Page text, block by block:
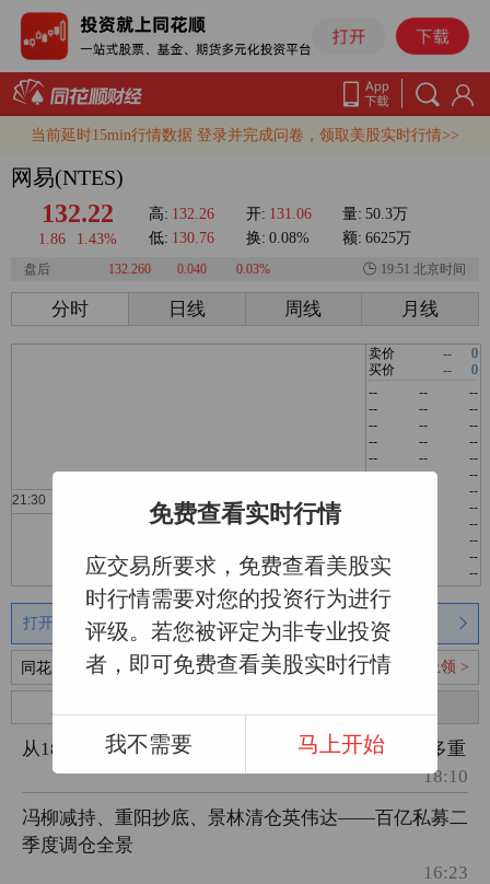
当前延时15min行情数据 登录并完成问卷，领取美股实时行情>>
网易(NTES)
132.22
1.86 1.43%
高: 132.26 开: 131.06 量: 50.3万
低: 130.76 换: 0.08% 额: 6625万
盘后 132.260 0.040 0.03% 19:51 北京时间
分时 日线 周线 月线
卖价 --
0
买价
--
0
--
--
--
--
--
--
--
--
--
--
--
--
--
--
--
--
--
--
--
--
--
--
--
--
--
--
打开同花顺 和专业的股民一起炒股
同花顺通知：您已获得黄金T+0！ 马上领 >
从1884.5亿到全球坐标系：中国游戏的分量到底有多重
18:10
冯柳减持、重阳抄底、景林清仓英伟达——百亿私募二
季度调仓全景
16:23
免费查看实时行情
应交易所要求，免费查看美股实
时行情需要对您的投资行为进行
评级。若您被评定为非专业投资
者，即可免费查看美股实时行情
我不需要 马上开始